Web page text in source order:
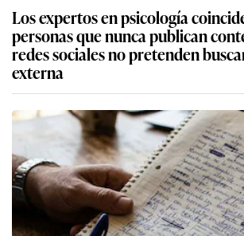
Los expertos en psicología
personas que nunca publican
redes sociales no pretenden
externa